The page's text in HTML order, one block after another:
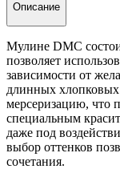
Описание
Мулине DMC
позволяет
зависимости от
длинных
мерсеризацию, что
специальным
даже под
выбор оттенков
сочетания.